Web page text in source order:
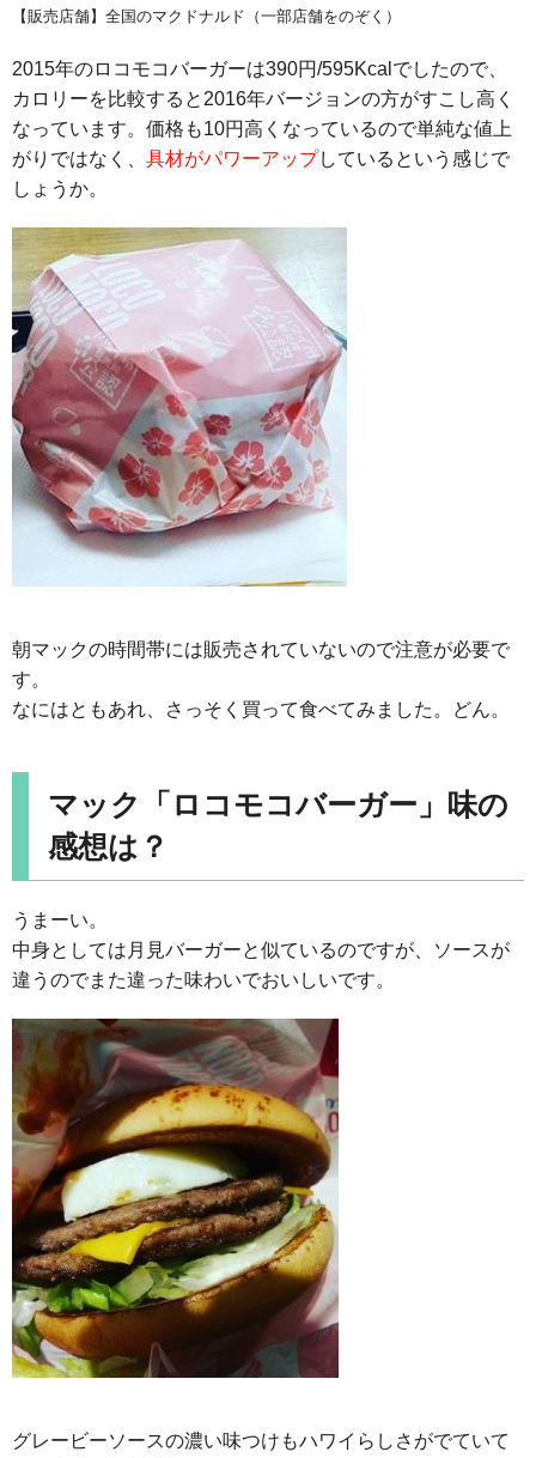
【販売店舗】全国のマクドナルド（一部店舗をのぞく）
2015年のロコモコバーガーは390円/595Kcalでしたので、
カロリーを比較すると2016年バージョンの方がすこし高く
なっています。価格も10円高くなっているので単純な値上
がりではなく、 具材がパワーアップしているという感じで
しょうか。
朝マックの時間帯には販売されていないので注意が必要で
す。
なにはともあれ、さっそく買って食べてみました。どん。
マック「ロコモコバーガー」味の
感想は？
うまーい。
中身としては月見バーガーと似ているのですが、ソースが
違うのでまた違った味わいでおいしいです。
グレービーソースの濃い味つけもハワイらしさがでていて